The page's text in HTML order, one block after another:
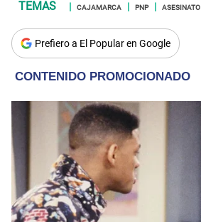
CAJAMARCA PNP ASESINATO
Prefiero a El Popular en Google